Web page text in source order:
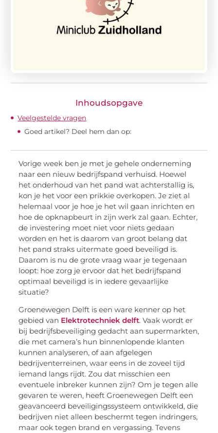
Inhoudsopgave
Veelgestelde vragen
Goed artikel? Deel hem dan op:
Vorige week ben je met je gehele onderneming
naar een nieuw bedrijfspand verhuisd. Hoewel
het onderhoud van het pand wat achterstallig is,
kon je het voor een prikkie overkopen. Je ziet al
helemaal voor je hoe je het wil gaan inrichten en
hoe de opknapbeurt in zijn werk zal gaan. Echter,
de investering moet niet voor niets gedaan
worden en het is daarom van groot belang dat
het pand straks uitermate goed beveiligd is.
Daarom is nu de grote vraag waar je tegenaan
loopt: hoe zorg je ervoor dat het bedrijfspand
optimaal beveiligd is in iedere gevaarlijke
situatie?
Groenewegen Delft is een ware kenner op het
gebied van Elektrotechniek delft. Vaak wordt er
bij bedrijfsbeveiliging gedacht aan supermarkten,
die met camera’s hun binnenlopende klanten
kunnen analyseren, of aan afgelegen
bedrijventerreinen, waar eens in de zoveel tijd
iemand langs rijdt. Zou dat misschien een
eventuele inbreker kunnen zijn? Om je tegen alle
gevaren te weren, heeft Groenewegen Delft een
geavanceerd beveiligingssysteem ontwikkeld, die
bedrijven niet alleen beschermt tegen indringers,
maar ook tegen brand en vergassing. Tevens